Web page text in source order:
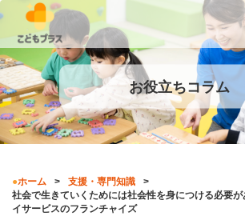
お役立ちコラム
ホーム
支援・専門知識
社会で生きていくためには社会性を身につける必要
イサービスのフランチャイズ